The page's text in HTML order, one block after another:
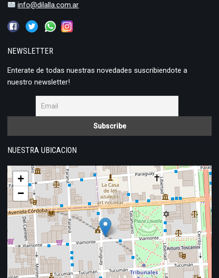
info@dilalla.com.ar
NEWSLETTER
Enterate de todas nuestras novedades suscribiendote a
nuestro newsletter!
NUESTRA UBICACION
+
−